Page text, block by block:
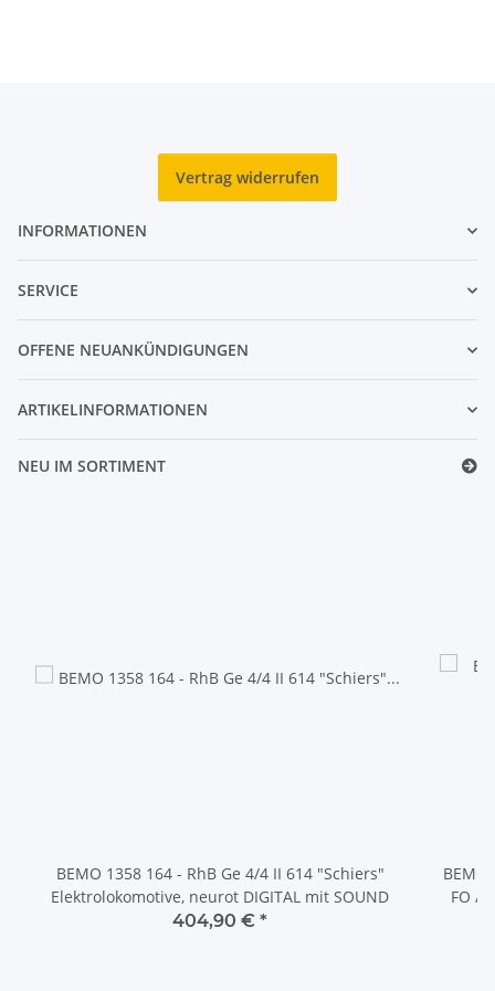
Vertrag widerrufen
INFORMATIONEN
SERVICE
OFFENE NEUANKÜNDIGUNGEN
ARTIKELINFORMATIONEN
NEU IM SORTIMENT
BEMO 1358 164 - RhB Ge 4/4 II 614 "Schiers"
Elektrolokomotive, neurot DIGITAL mit SOUND
404,90 € *
FO /